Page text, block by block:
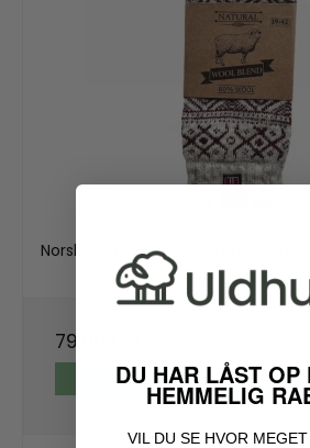
Norske uldsokker i 8o% ren uld
11
79,00 DKK
VIS PRODUKT
DU HAR LÅST OP
HEMMELIG
VIL DU SE HVOR